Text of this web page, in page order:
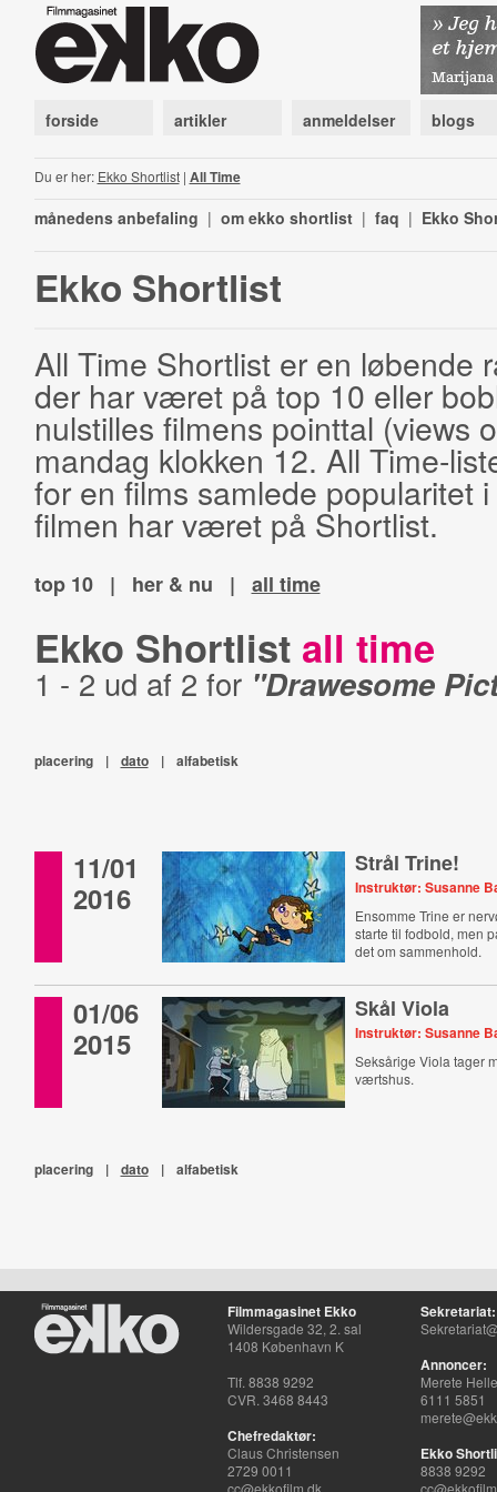
forside artikler anmeldelser blogs
Du er her: Ekko Shortlist| All Time
månedens anbefaling | om ekko shortlist | faq | Ekko
Ekko Shortlist
All Time Shortlist er en løbende
der har været på top 10 eller
nulstilles filmens pointtal (views
mandag klokken 12. All Time-
for en films samlede popularitet
filmen har været på Shortlist.
top 10 | her & nu | all time
Ekko Shortlist all time
1 - 2 ud af 2 for "Drawesome
placering | dato | alfabetisk
11/01
2016
Strål Trine!
Instruktør: Susanne
Ensomme Trine er
starte til fodbold, men
det om sammenhold.
01/06
2015
Skål Viola
Instruktør: Susanne
Seksårige Viola tager
værtshus.
placering | dato | alfabetisk
Filmmagasinet Ekko
Wildersgade 32, 2. sal
1408 København K
Tlf. 8838 9292
CVR. 3468 8443
Chefredaktør:
Claus Christensen
2729 0011
cc@ekkofilm.dk
Sekretariat:
Annoncer:
Merete
6111 5851
Ekko
8838 9292